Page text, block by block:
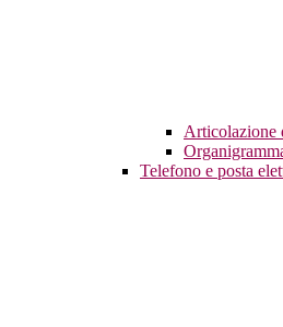
Articolazione
Telefono e posta